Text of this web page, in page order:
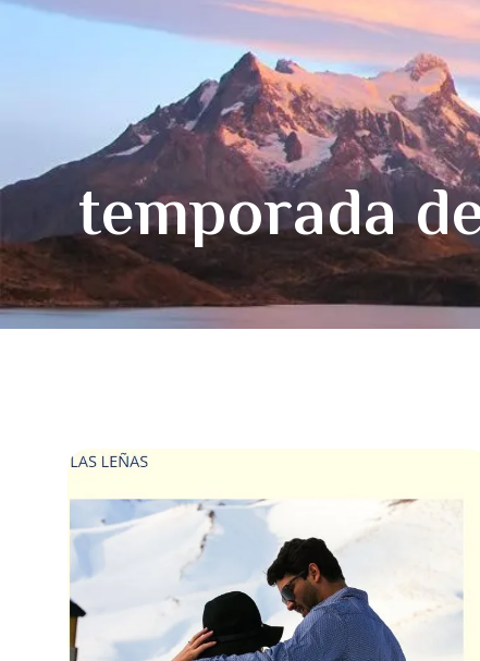
temporada